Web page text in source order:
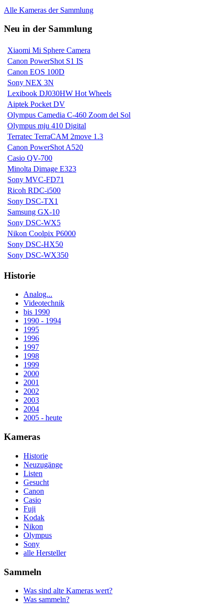
Alle Kameras der Sammlung
Neu in der Sammlung
Xiaomi Mi Sphere Camera
Canon PowerShot S1 IS
Canon EOS 100D
Sony NEX 3N
Lexibook DJ030HW Hot Wheels
Aiptek Pocket DV
Olympus Camedia C-460 Zoom del Sol
Olympus mju 410 Digital
Terratec TerraCAM 2move 1.3
Canon PowerShot A520
Casio QV-700
Minolta Dimage E323
Sony MVC-FD71
Ricoh RDC-i500
Sony DSC-TX1
Samsung GX-10
Sony DSC-WX5
Nikon Coolpix P6000
Sony DSC-HX50
Sony DSC-WX350
Historie
Analog...
Videotechnik
bis 1990
1990 - 1994
1995
1996
1997
1998
1999
2000
2001
2002
2003
2004
2005 - heute
Kameras
Historie
Neuzugänge
Listen
Gesucht
Canon
Casio
Fuji
Kodak
Nikon
Olympus
Sony
alle Hersteller
Sammeln
Was sind alte Kameras wert?
Was sammeln?